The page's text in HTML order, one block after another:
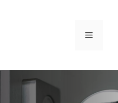
MENÚ